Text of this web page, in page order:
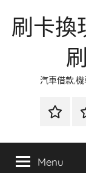
刷卡換
汽車借款,
首
Menu